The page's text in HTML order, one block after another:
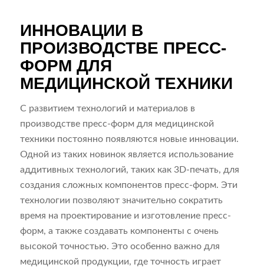
ИННОВАЦИИ В
ПРОИЗВОДСТВЕ ПРЕСС-
ФОРМ ДЛЯ
МЕДИЦИНСКОЙ ТЕХНИКИ
С развитием технологий и материалов в
производстве пресс-форм для медицинской
техники постоянно появляются новые инновации.
Одной из таких новинок является использование
аддитивных технологий, таких как 3D-печать, для
создания сложных компонентов пресс-форм. Эти
технологии позволяют значительно сократить
время на проектирование и изготовление пресс-
форм, а также создавать компоненты с очень
высокой точностью. Это особенно важно для
медицинской продукции, где точность играет